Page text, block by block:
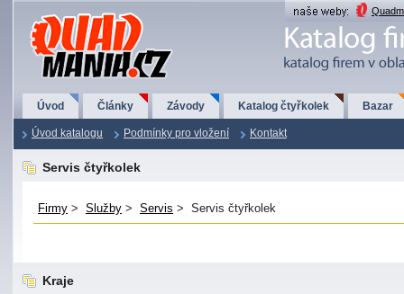
QuadMania.cz
Úvod Články Závody Katalog čtyřkolek Bazar
Úvod katalogu Podmínky pro vložení Kontakt
Servis čtyřkolek
Firmy > Služby > Servis > Servis čtyřkolek
Kraje